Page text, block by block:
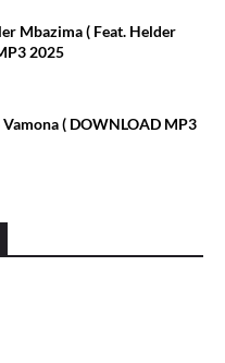
Mbazima ( Feat. Helder
2025
( DOWNLOAD MP3